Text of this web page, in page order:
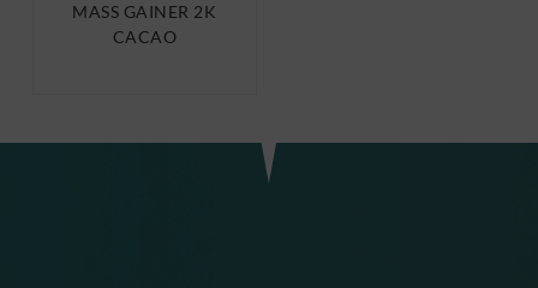
MASS GAINER 2K
CACAO